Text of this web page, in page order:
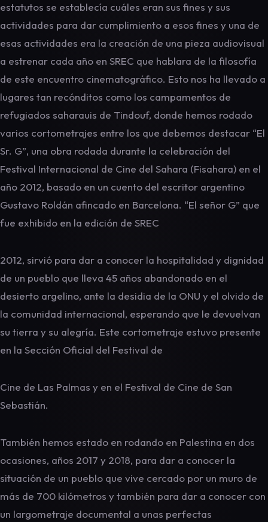
estatutos se establecía cuáles eran sus fines y sus
actividades para dar cumplimiento a esos fines y una de
esas actividades era la creación de una pieza audiovisual
a estrenar cada año en SREC que hablara de la filosofía
de este encuentro cinematográfico. Esto nos ha llevado a
lugares tan recónditos como los campamentos de
refugiados saharauis de Tindouf, donde hemos rodado
varios cortometrajes entre los que debemos destacar “El
Sr. G”, una obra rodada durante la celebración del
Festival Internacional de Cine del Sahara (Fisahara) en el
año 2012, basado en un cuento del escritor argentino
Gustavo Roldán afincado en Barcelona. “El señor G” que
fue exhibido en la edición de SREC
2012, sirvió para dar a conocer la hospitalidad y dignidad
de un pueblo que lleva 45 años abandonado en el
desierto argelino, ante la desidia de la ONU y el olvido de
la comunidad internacional, esperando que le devuelvan
su tierra y su alegría. Este cortometraje estuvo presente
en la Sección Oficial del Festival de
Cine de Las Palmas y en el Festival de Cine de San
Sebastián.
También hemos estado en rodando en Palestina en dos
ocasiones, años 2017 y 2018, para dar a conocer la
situación de un pueblo que vive cercado por un muro de
más de 700 kilómetros y también para dar a conocer con
un largometraje documental a unas perfectas